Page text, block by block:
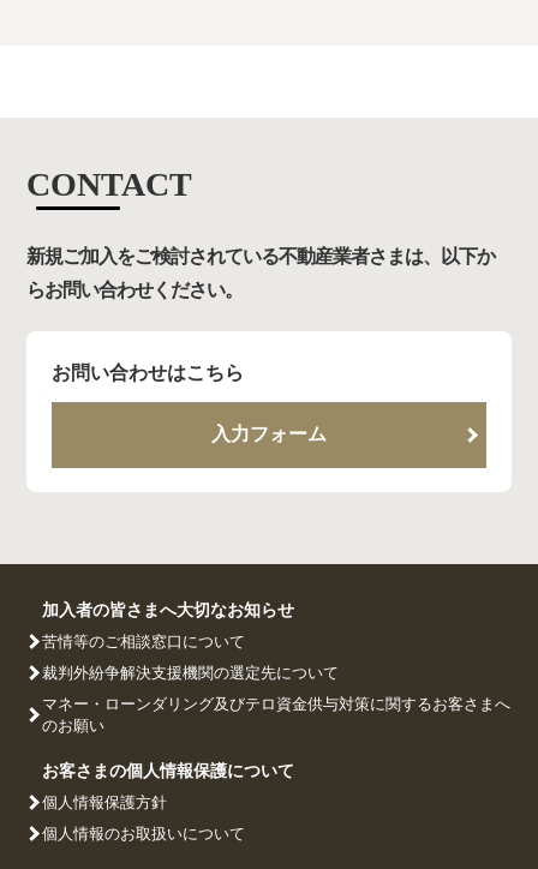
CONTACT
新規ご加入をご検討されている不動産業者さまは、以下か
らお問い合わせください。
お問い合わせはこちら
入力フォーム
加入者の皆さまへ大切なお知らせ
苦情等のご相談窓口について
裁判外紛争解決支援機関の選定先について
マネー・ローンダリング及びテロ資金供与対策に関するお客さまへ
のお願い
お客さまの個人情報保護について
個人情報保護方針
個人情報のお取扱いについて